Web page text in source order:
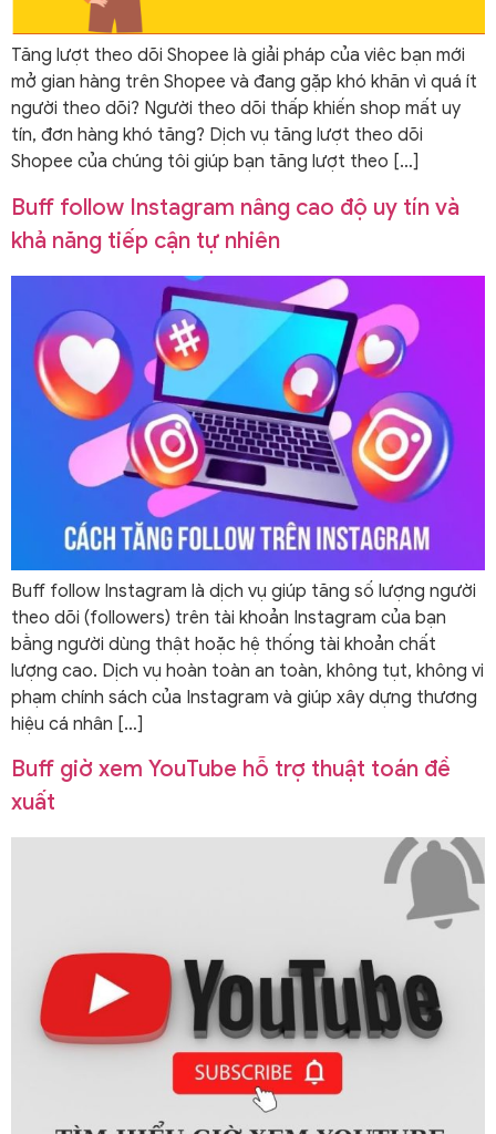
Tăng lượt theo dõi Shopee là giải pháp của viêc bạn mới
mở gian hàng trên Shopee và đang gặp khó khăn vì quá ít
người theo dõi? Người theo dõi thấp khiến shop mất uy
tín, đơn hàng khó tăng? Dịch vụ tăng lượt theo dõi
Shopee của chúng tôi giúp bạn tăng lượt theo […]
Buff follow Instagram nâng cao độ uy tín và
khả năng tiếp cận tự nhiên
Buff follow Instagram là dịch vụ giúp tăng số lượng người
theo dõi (followers) trên tài khoản Instagram của bạn
bằng người dùng thật hoặc hệ thống tài khoản chất
lượng cao. Dịch vụ hoàn toàn an toàn, không tụt, không vi
phạm chính sách của Instagram và giúp xây dựng thương
hiệu cá nhân […]
Buff giờ xem YouTube hỗ trợ thuật toán đề
xuất